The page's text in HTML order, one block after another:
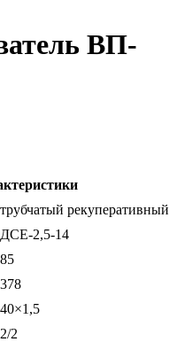
ВП-
трубчатый рекуперативный
ДСЕ-2,5-14
85
378
40×1,5
2/2